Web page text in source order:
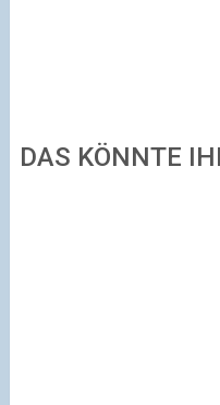
DAS KÖNNTE